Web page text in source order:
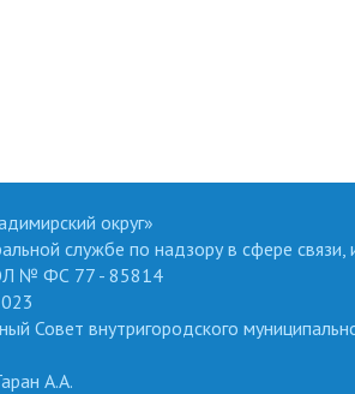
округ»
службе по надзору в сфере
№ ФС 77 - 85814
Совет внутригородского
А.А.